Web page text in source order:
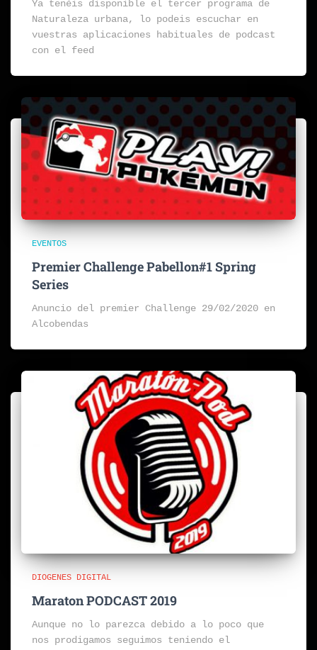
Ya tenéis disponible el tercer programa de
Naturaleza urbana, lo podeis escuchar en
vuestras aplicaciones habituales de podcast
con el feed
EVENTOS
Premier Challenge Pabellon#1 Spring
Series
Anuncio del premier Challenge 29/02/2020 en
Alcobendas
DIOGENES DIGITAL
Maraton PODCAST 2019
Aunque no lo parezca debido a lo poco que
nos prodigamos seguimos teniendo el